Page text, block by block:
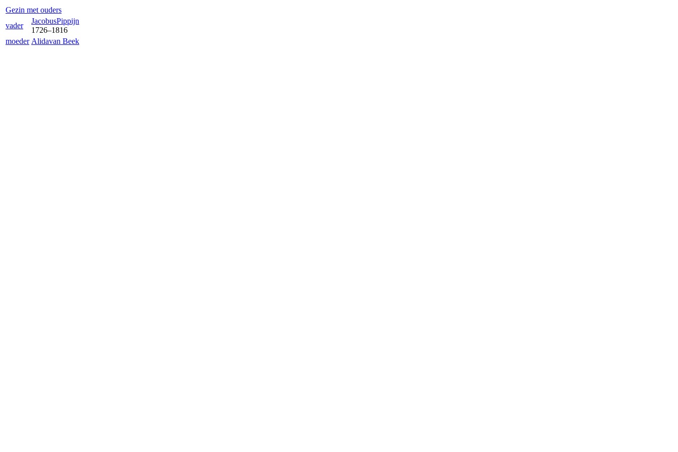
Gezin met ouders
vader
JacobusPippijn
1726–1816
moeder Alidavan Beek